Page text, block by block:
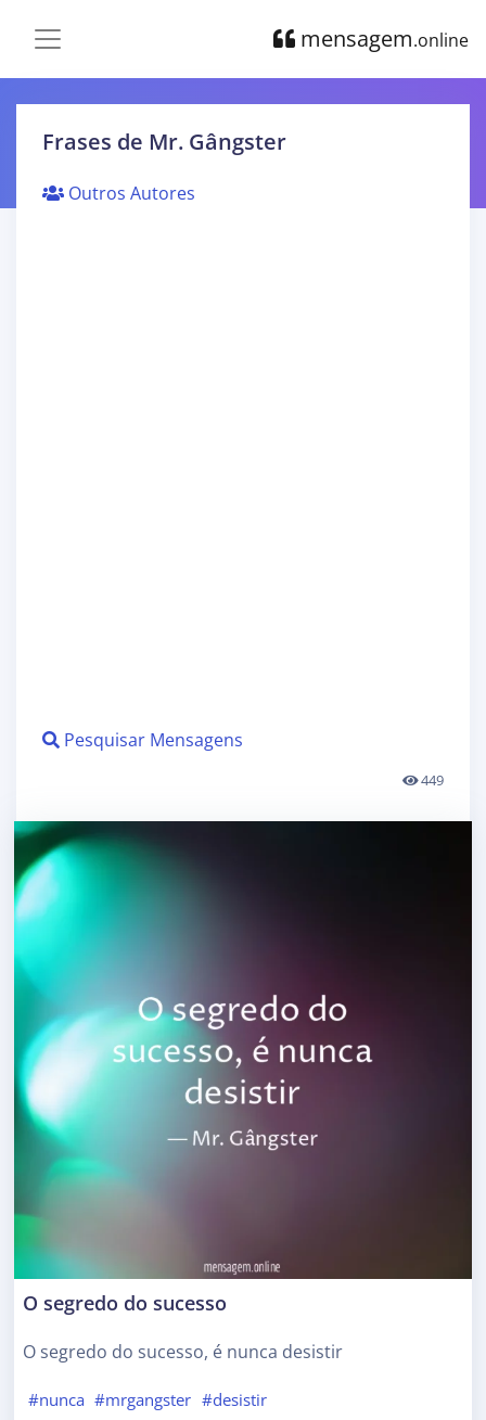
mensagem.online
Frases de Mr. Gângster
Outros Autores
Pesquisar Mensagens
449
O segredo do sucesso
O segredo do sucesso, é nunca desistir
#nunca #mrgangster #desistir